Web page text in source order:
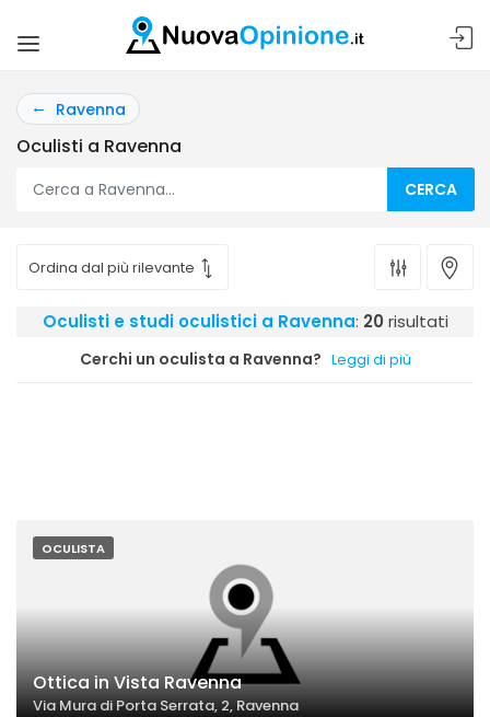
Ravenna
Oculisti a Ravenna
CERCA
Oculisti e studi oculistici a Ravenna: 20 risultati
Cerchi un oculista a Ravenna? Leggi di più
OCULISTA
Ottica in Vista Ravenna
Via Mura di Porta Serrata, 2, Ravenna